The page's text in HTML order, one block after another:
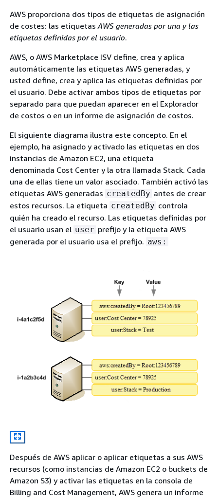
AWS proporciona dos tipos de etiquetas de asignación
de costes: las etiquetasAWS generadas por una y las
etiquetas definidas por el usuario.
AWS, o AWS Marketplace ISV define, crea y aplica
automáticamente las etiquetas AWS generadas, y
usted define, crea y aplica las etiquetas definidas por
el usuario. Debe activar ambos tipos de etiquetas por
separado para que puedan aparecer en el Explorador
de costos o en un informe de asignación de costos.
El siguiente diagrama ilustra este concepto. En el
ejemplo, ha asignado y activado las etiquetas en dos
instancias de Amazon EC2, una etiqueta
denominada Cost Center y la otra llamada Stack. Cada
una de ellas tiene un valor asociado. También activó las
etiquetas AWS generadas createdBy antes de crear
estos recursos. La etiqueta createdBy controla
quién ha creado el recurso. Las etiquetas definidas por
el usuario usan el user prefijo y la etiqueta AWS
generada por el usuario usa el prefijo. aws:
Después de AWS aplicar o aplicar etiquetas a sus AWS
recursos (como instancias de Amazon EC2 o buckets de
Amazon S3) y activar las etiquetas en la consola de
Billing and Cost Management, AWS genera un informe